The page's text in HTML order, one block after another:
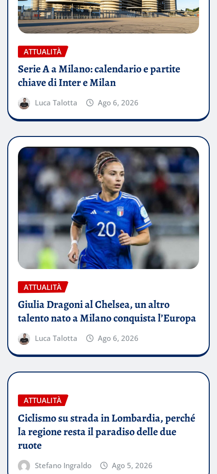
ATTUALITÀ
Serie A a Milano: calendario e partite
chiave di Inter e Milan
Luca Talotta Ago 6, 2026
ATTUALITÀ
Giulia Dragoni al Chelsea, un altro
talento nato a Milano conquista l’Europa
Luca Talotta Ago 6, 2026
ATTUALITÀ
Ciclismo su strada in Lombardia, perché
la regione resta il paradiso delle due
ruote
Stefano Ingraldo Ago 5, 2026